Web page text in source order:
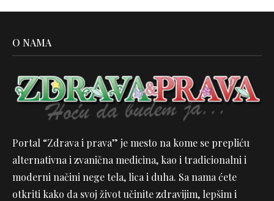
O NAMA
Portal “Zdrava i prava” je mesto na kome se prepliću
alternativna i zvanična medicina, kao i tradicionalni i
moderni načini nege tela, lica i duha. Sa nama ćete
otkriti kako da svoj život učinite zdravijim, lepšim i